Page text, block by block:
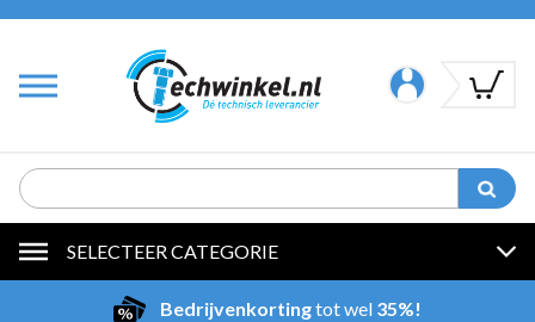
SELECTEER CATEGORIE
Bedrijvenkortingtot wel 35%!